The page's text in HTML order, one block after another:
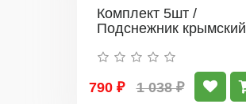
Комплект 5шт /
Подснежник крымский
790 ₽ 1 038 ₽